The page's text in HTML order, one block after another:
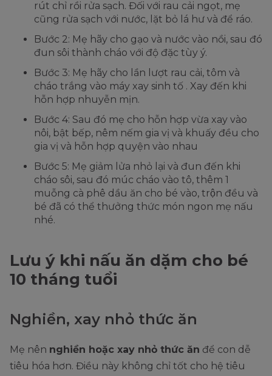
rút chỉ rồi rửa sạch. Đối với rau cải ngọt, mẹ
cũng rửa sạch với nước, lặt bỏ lá hư và để ráo.
Bước 2: Mẹ hãy cho gạo và nước vào nồi, sau đó
đun sôi thành cháo với độ đặc tùy ý.
Bước 3: Mẹ hãy cho lần lượt rau cải, tôm và
cháo trắng vào máy xay sinh tố . Xay đến khi
hỗn hợp nhuyễn mịn.
Bước 4: Sau đó mẹ cho hỗn hợp vừa xay vào
nôi, bật bếp, nêm nếm gia vị và khuấy đều cho
gia vị và hỗn hợp quyện vào nhau
Bước 5: Mẹ giảm lửa nhỏ lại và đun đến khi
cháo sôi, sau đó múc cháo vào tô, thêm 1
muỗng cà phê dầu ăn cho bé vào, trộn đều và
bé đã có thể thưởng thức món ngon mẹ nấu
nhé.
Lưu ý khi nấu ăn dặm cho bé
10 tháng tuổi
Nghiền, xay nhỏ thức ăn
Mẹ nên nghiền hoặc xay nhỏ thức ăn để con dễ
tiêu hóa hơn. Điều này không chỉ tốt cho hệ tiêu